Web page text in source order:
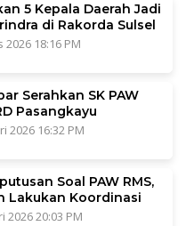
5 Kepala Daerah Jadi
di Rakorda Sulsel
18:16 PM
Serahkan SK PAW
Pasangkayu
2026 16:32 PM
Soal PAW RMS,
Lakukan Koordinasi
2026 20:03 PM